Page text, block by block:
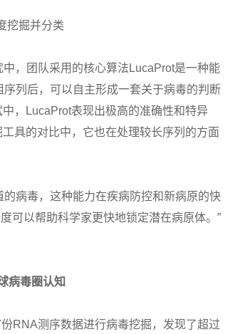
挖掘并分类
，团队采用的核心算法LucaProt是一种能
列后，可以自主形成一套关于病毒的判断
，LucaProt表现出极高的准确性和特异
具的对比中，它也在处理较长序列的方面
病毒，这种能力在疾病防控和新病原的快
可以帮助科学家更快地锁定潜在病原体。”
病毒圈认知
测序数据进行病毒挖掘，发现了超过